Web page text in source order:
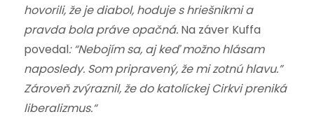
hovorili, že je diabol, hoduje s hriešnikmi a
pravda bola práve opačná. Na záver Kuffa
povedal: “Nebojím sa, aj keď možno hlásam
naposledy. Som pripravený, že mi zotnú hlavu.”
Zároveň zvýraznil, že do katolíckej Cirkvi preniká
liberalizmus.“